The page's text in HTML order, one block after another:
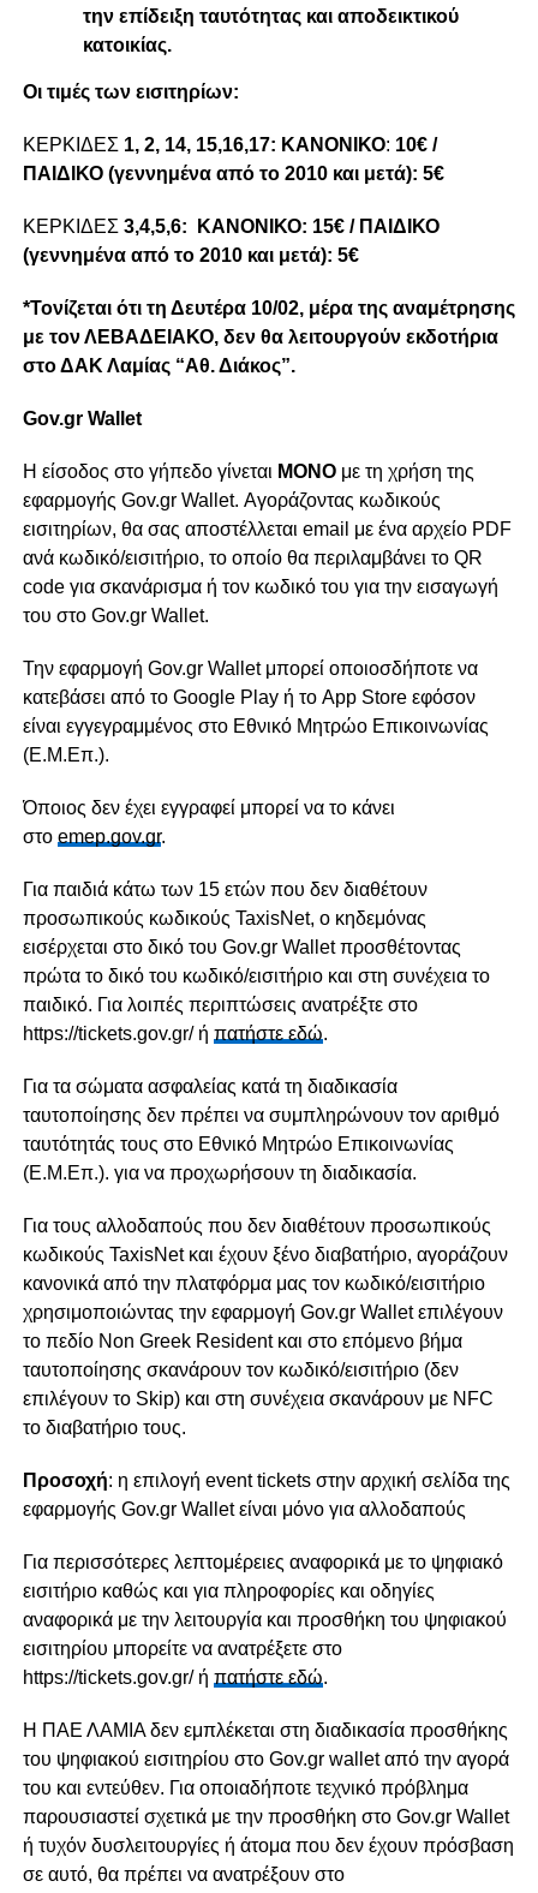
την επίδειξη ταυτότητας και αποδεικτικού
κατοικίας.
Οι τιμές των εισιτηρίων:
ΚΕΡΚΙΔΕΣ 1, 2, 14, 15,16,17: ΚΑΝΟΝΙΚΟ: 10€ /
ΠΑΙΔΙΚΟ (γεννημένα από το 2010 και μετά): 5€
ΚΕΡΚΙΔΕΣ 3,4,5,6: ΚΑΝΟΝΙΚΟ: 15€ / ΠΑΙΔΙΚΟ
(γεννημένα από το 2010 και μετά): 5€
*Τονίζεται ότι τη Δευτέρα 10/02, μέρα της αναμέτρησης
με τον ΛΕΒΑΔΕΙΑΚΟ, δεν θα λειτουργούν εκδοτήρια
στο ΔΑΚ Λαμίας “Αθ. Διάκος”.
Gov.gr Wallet
H είσοδος στο γήπεδο γίνεται ΜΟΝΟμε τη χρήση της
εφαρμογής Gov.gr Wallet. Αγοράζοντας κωδικούς
εισιτηρίων, θα σας αποστέλλεται email με ένα αρχείο PDF
ανά κωδικό/εισιτήριο, το οποίο θα περιλαμβάνει το QR
code για σκανάρισμα ή τον κωδικό του για την εισαγωγή
του στο Gov.gr Wallet.
Την εφαρμογή Gov.gr Wallet μπορεί οποιοσδήποτε να
κατεβάσει από το Google Play ή το App Store εφόσον
είναι εγγεγραμμένος στο Εθνικό Μητρώο Επικοινωνίας
(Ε.Μ.Επ.).
Όποιος δεν έχει εγγραφεί μπορεί να το κάνει
στο emep.gov.gr.
Για παιδιά κάτω των 15 ετών που δεν διαθέτουν
προσωπικούς κωδικούς TaxisNet, ο κηδεμόνας
εισέρχεται στο δικό του Gov.gr Wallet προσθέτοντας
πρώτα το δικό του κωδικό/εισιτήριο και στη συνέχεια το
παιδικό. Για λοιπές περιπτώσεις ανατρέξτε στο
https://tickets.gov.gr/ ή πατήστε εδώ.
Για τα σώματα ασφαλείας κατά τη διαδικασία
ταυτοποίησης δεν πρέπει να συμπληρώνουν τον αριθμό
ταυτότητάς τους στο Εθνικό Μητρώο Επικοινωνίας
(Ε.Μ.Επ.). για να προχωρήσουν τη διαδικασία.
Για τους αλλοδαπούς που δεν διαθέτουν προσωπικούς
κωδικούς TaxisNet και έχουν ξένο διαβατήριο, αγοράζουν
κανονικά από την πλατφόρμα μας τον κωδικό/εισιτήριο
χρησιμοποιώντας την εφαρμογή Gov.gr Wallet επιλέγουν
το πεδίο Non Greek Resident και στο επόμενο βήμα
ταυτοποίησης σκανάρουν τον κωδικό/εισιτήριο (δεν
επιλέγουν το Skip) και στη συνέχεια σκανάρουν με NFC
το διαβατήριο τους.
Προσοχή: η επιλογή event tickets στην αρχική σελίδα της
εφαρμογής Gov.gr Wallet είναι μόνο για αλλοδαπούς
Για περισσότερες λεπτομέρειες αναφορικά με το ψηφιακό
εισιτήριο καθώς και για πληροφορίες και οδηγίες
αναφορικά με την λειτουργία και προσθήκη του ψηφιακού
εισιτηρίου μπορείτε να ανατρέξετε στο
https://tickets.gov.gr/ ή πατήστε εδώ.
Η ΠΑΕ ΛΑΜΙΑ δεν εμπλέκεται στη διαδικασία προσθήκης
του ψηφιακού εισιτηρίου στο Gov.gr wallet από την αγορά
του και εντεύθεν. Για οποιαδήποτε τεχνικό πρόβλημα
παρουσιαστεί σχετικά με την προσθήκη στο Gov.gr Wallet
ή τυχόν δυσλειτουργίες ή άτομα που δεν έχουν πρόσβαση
σε αυτό, θα πρέπει να ανατρέξουν στο